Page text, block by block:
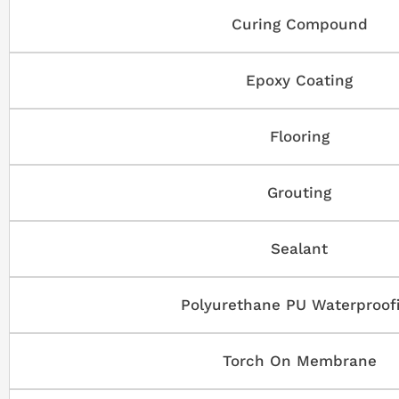
Curing Compound
Epoxy Coating
Flooring
Grouting
Sealant
Polyurethane PU
Torch On Membrane